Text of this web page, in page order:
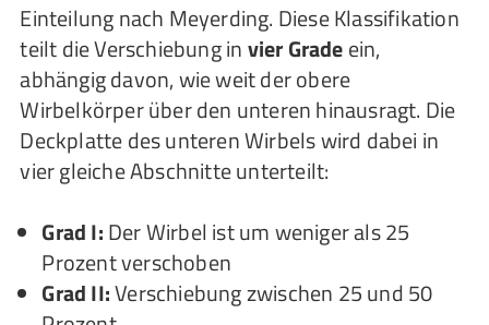
Einteilung nach Meyerding. Diese Klassifikation
teilt die Verschiebung invier Gradeein,
abhängig davon, wie weit der obere
Wirbelkörper über den unteren hinausragt. Die
Deckplatte des unteren Wirbels wird dabei in
vier gleiche Abschnitte unterteilt:
Grad I:Der Wirbel ist um weniger als 25
Prozent verschoben
Grad II:Verschiebung zwischen 25 und 50